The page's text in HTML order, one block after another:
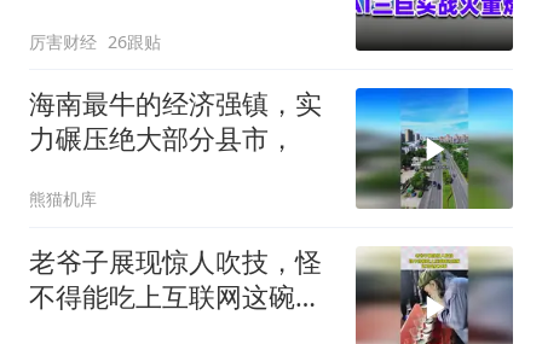
厉害财经 26跟贴
海南最牛的经济强镇，实
力碾压绝大部分县市，
熊猫机库
老爷子展现惊人吹技，怪
不得能吃上互联网这碗